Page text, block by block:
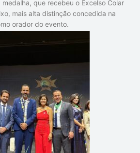
que recebeu o Excelso Colar
mais alta distinção concedida na
orador do evento.